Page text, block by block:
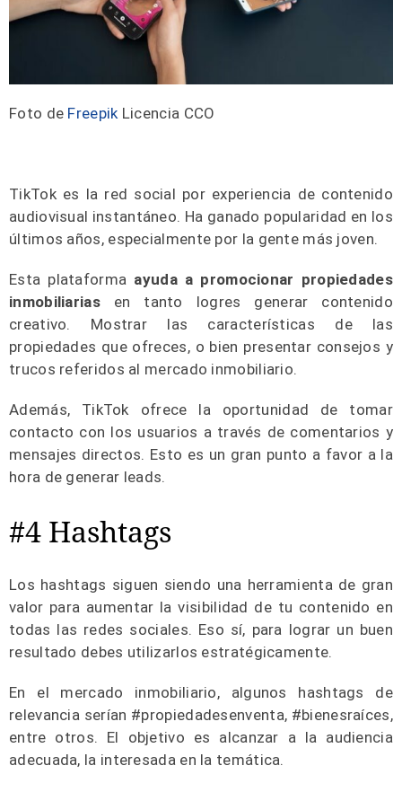
Foto de Freepik Licencia CCO
TikTok es la red social por experiencia de contenido
audiovisual instantáneo. Ha ganado popularidad en los
últimos años, especialmente por la gente más joven.
Esta plataforma ayuda a promocionar propiedades
inmobiliariasen tanto logres generar contenido
creativo. Mostrar las características de las
propiedades que ofreces, o bien presentar consejos y
trucos referidos al mercado inmobiliario.
Además, TikTok ofrece la oportunidad de tomar
contacto con los usuarios a través de comentarios y
mensajes directos. Esto es un gran punto a favor a la
hora de generar leads.
#4 Hashtags
Los hashtags siguen siendo una herramienta de gran
valor para aumentar la visibilidad de tu contenido en
todas las redes sociales. Eso sí, para lograr un buen
resultado debes utilizarlos estratégicamente.
En el mercado inmobiliario, algunos hashtags de
relevancia serían #propiedadesenventa, #bienesraíces,
entre otros. El objetivo es alcanzar a la audiencia
adecuada, la interesada en la temática.